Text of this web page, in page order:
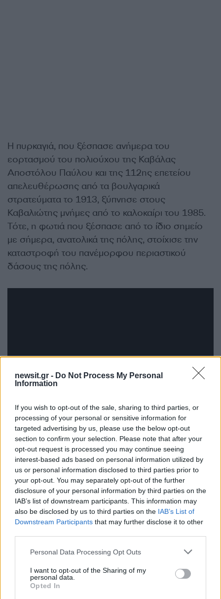
newsit.gr - Do Not Process My Personal
Information
If you wish to opt-out of the sale, sharing to third parties, or
processing of your personal or sensitive information for
targeted advertising by us, please use the below opt-out
section to confirm your selection. Please note that after your
opt-out request is processed you may continue seeing
interest-based ads based on personal information utilized by
us or personal information disclosed to third parties prior to
your opt-out. You may separately opt-out of the further
disclosure of your personal information by third parties on the
IAB’s list of downstream participants. This information may
also be disclosed by us to third parties on the IAB’s List of
Downstream Participants that may further disclose it to other
Please note that this website/app uses one or more Google
not limited to your visit or usage behaviour. You may click to
grant or deny consent to Google and its third-party tags to
use your data for below specified purposes in below Google
Personal Data Processing Opt Outs
I want to opt-out of the Sharing of my
personal data.
Opted In
Η πυρκαγιά, που ξέσπασε ανήμερα του
εορτασμού του πολιούχου της Καβάλας
Αποστόλου Παύλου και της 112ης επετείου
απελευθέρωσης από τα βουλγαρικά
στρατεύματα το 1913, ξύπνησε στους
Καβαλιώτης μνήμες από το καλοκαίρι του 1985.
Τότε, η φωτιά που ξέσπασε από το ίδιο σημείο
με σήμερα, ανατολικά της πόλης, στοίχισε την
καταστροφή του πανέμορφου περιαστικού
δάσους της πόλης.